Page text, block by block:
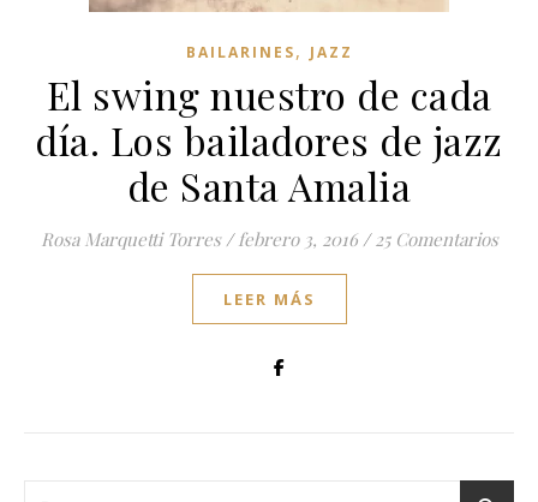
BAILARINES, JAZZ
El swing nuestro de cada
día. Los bailadores de jazz
de Santa Amalia
Rosa Marquetti Torres / febrero 3, 2016 / 25 Comentarios
LEER MÁS